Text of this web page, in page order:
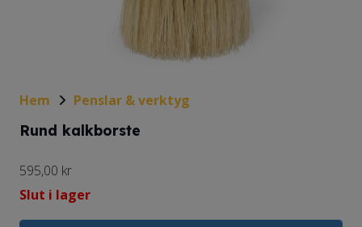
Hem
Penslar & verktyg
Rund kalkborste
595,00 kr
Slut i lager